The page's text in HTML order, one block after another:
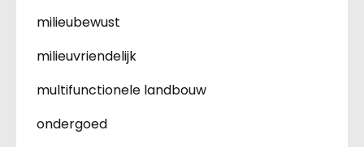
milieubewust
milieuvriendelijk
multifunctionele landbouw
ondergoed